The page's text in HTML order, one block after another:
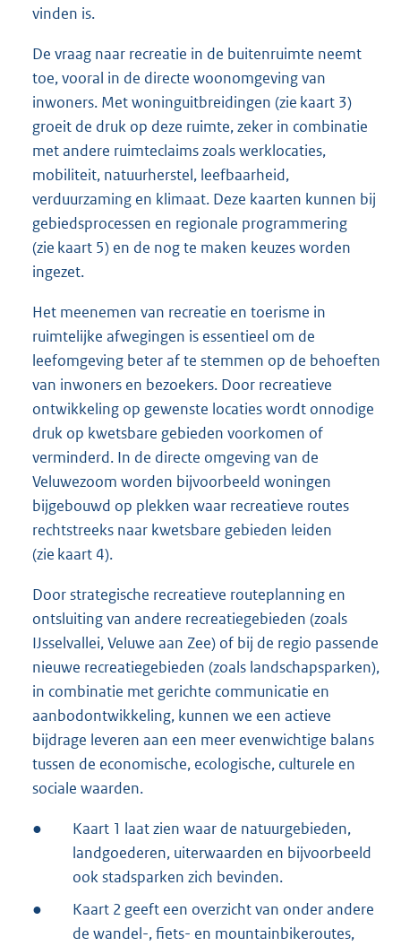
vinden is.
De vraag naar recreatie in de buitenruimte neemt
toe, vooral in de directe woonomgeving van
inwoners. Met woninguitbreidingen (zie kaart 3)
groeit de druk op deze ruimte, zeker in combinatie
met andere ruimteclaims zoals werklocaties,
mobiliteit, natuurherstel, leefbaarheid,
verduurzaming en klimaat. Deze kaarten kunnen bij
gebiedsprocessen en regionale programmering
(zie kaart 5) en de nog te maken keuzes worden
ingezet.
Het meenemen van recreatie en toerisme in
ruimtelijke afwegingen is essentieel om de
leefomgeving beter af te stemmen op de behoeften
van inwoners en bezoekers. Door recreatieve
ontwikkeling op gewenste locaties wordt onnodige
druk op kwetsbare gebieden voorkomen of
verminderd. In de directe omgeving van de
Veluwezoom worden bijvoorbeeld woningen
bijgebouwd op plekken waar recreatieve routes
rechtstreeks naar kwetsbare gebieden leiden
(zie kaart 4).
Door strategische recreatieve routeplanning en
ontsluiting van andere recreatiegebieden (zoals
IJsselvallei, Veluwe aan Zee) of bij de regio passende
nieuwe recreatiegebieden (zoals landschapsparken),
in combinatie met gerichte communicatie en
aanbodontwikkeling, kunnen we een actieve
bijdrage leveren aan een meer evenwichtige balans
tussen de economische, ecologische, culturele en
sociale waarden.
●
Kaart 1 laat zien waar de natuurgebieden,
landgoederen, uiterwaarden en bijvoorbeeld
ook stadsparken zich bevinden.
●
Kaart 2 geeft een overzicht van onder andere
de wandel-, fiets- en mountainbikeroutes,